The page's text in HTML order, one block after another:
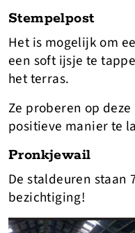
Stempelpost
Het is mogelijk om
een soft ijsje te
het terras.
Ze proberen op
positieve manier te
Pronkjewail
De staldeuren staan
bezichtiging!